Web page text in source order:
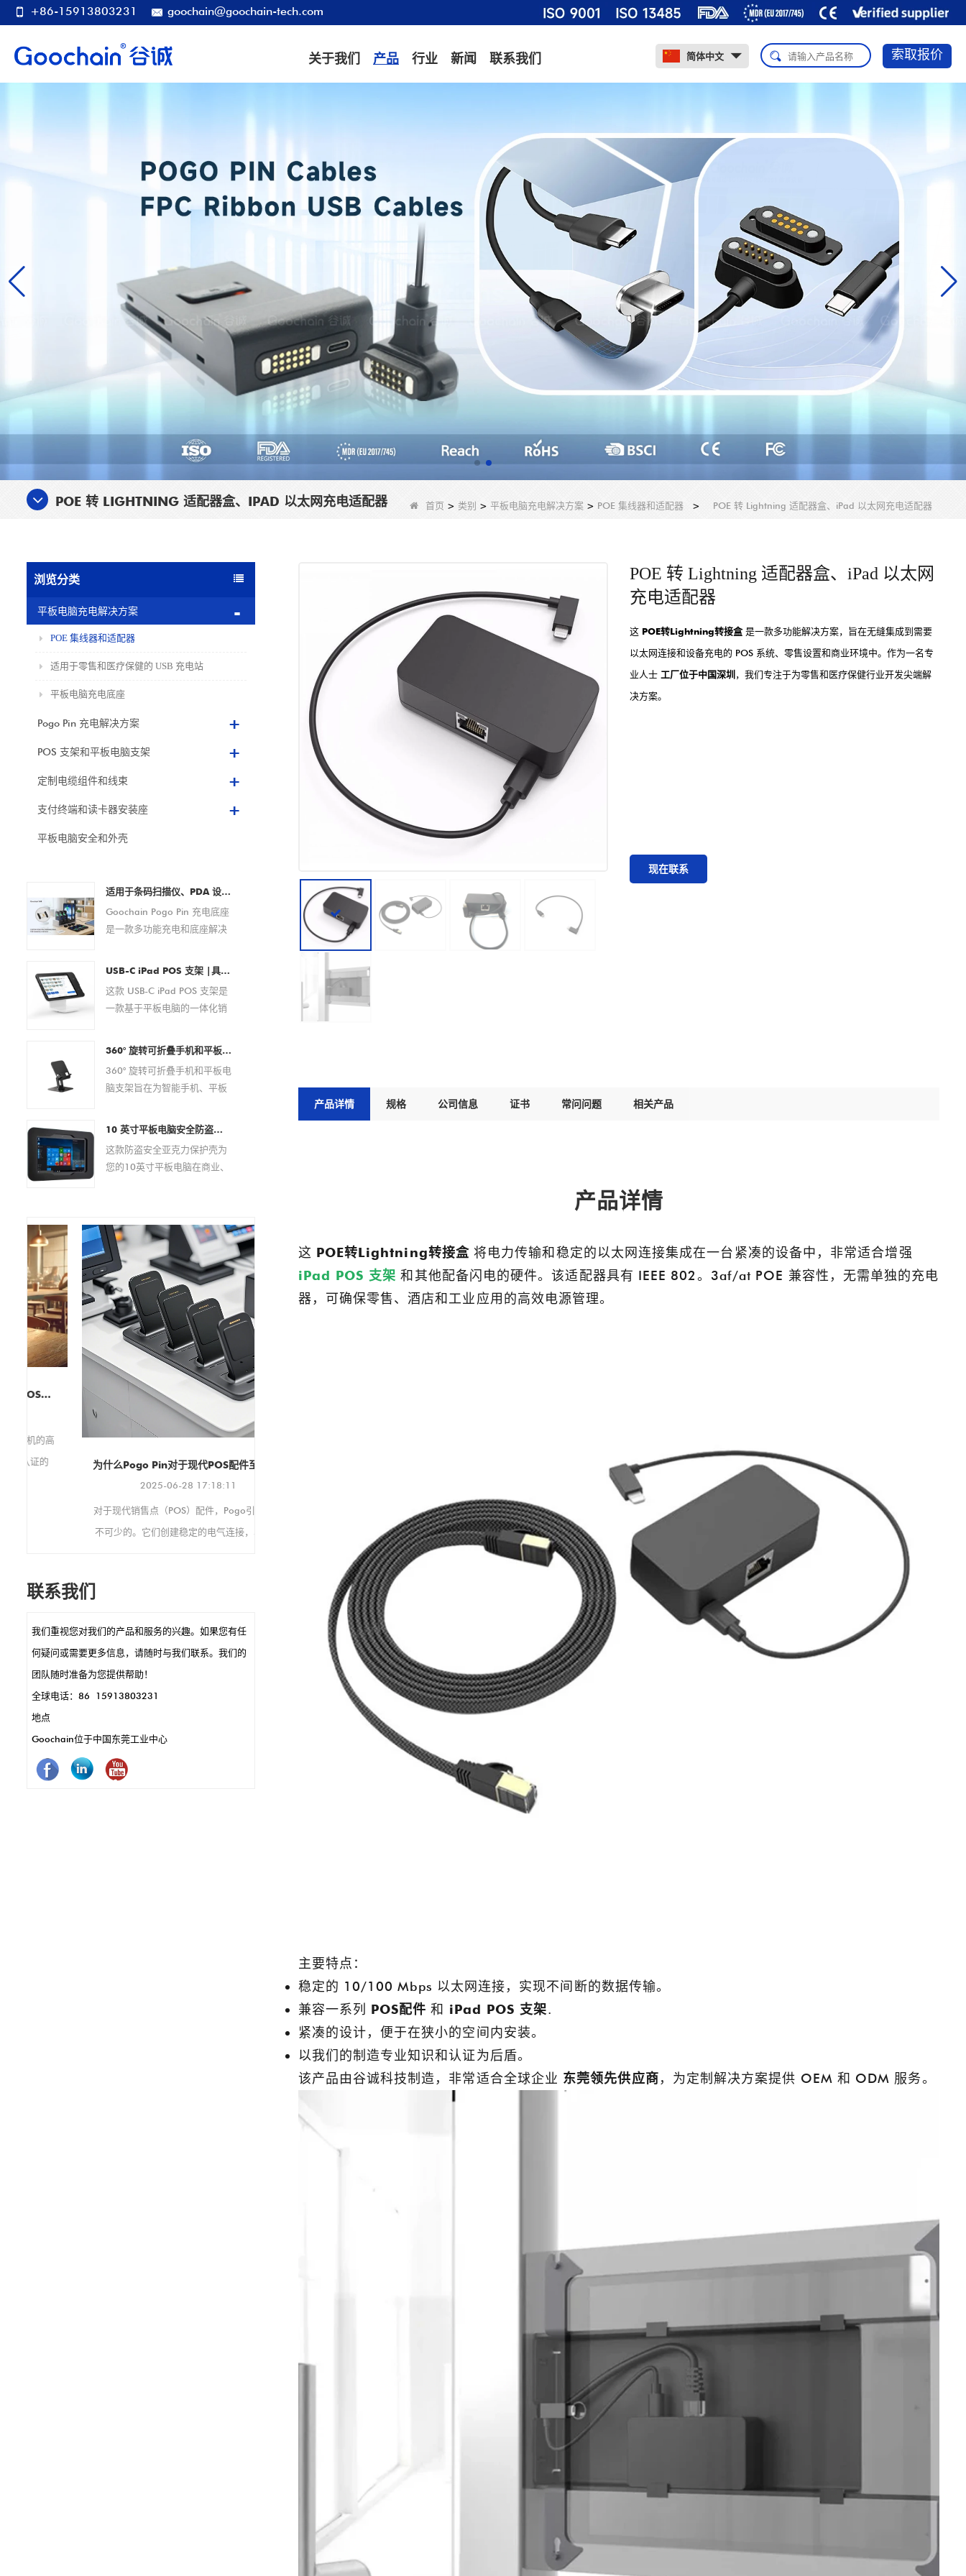
+86-15913803231 goochain@goochain-tech.com
关于我们 产品 行业 新闻 联系我们 简体中文 索取报价
POE 转 LIGHTNING 适配器盒、IPAD 以太网充电适配器 首页 > 类别 > 平板电脑充电解决方案 > POE 集线器和适配器 > POE 转 Lightning 适配器盒、iPad 以太网充电适配器
浏览分类
平板电脑充电解决方案
POE 集线器和适配器
适用于零售和医疗保健的 USB 充电站
平板电脑充电底座
Pogo Pin 充电解决方案
POS 支架和平板电脑支架
定制电缆组件和线束
支付终端和读卡器安装座
平板电脑安全和外壳
适用于条码扫描仪、PDA 设备、平板电脑和智能手机的 Pogo Pin 充电底座定制 OEM/ODM 制造商
Goochain Pogo Pin 充电底座
是一款多功能充电和底座解决
设备、平板电脑、智能手机和
它具有可靠的磁性弹簧针连
接，可在商业和企业环境中提
输以及便捷的日常操作。 作为
经验丰富的 OEM/ODM 制造
商，Goochain 提供全面的定
PCB 开发、品牌推广和量产支
持，帮助客户为其设备打造量
身定制的充电解决方案。
USB-C iPad POS 支架 |具有集成支付解决方案的平板电脑 POS 底座（OEM/ODM 制造商）
这款 USB-C iPad POS 支架是
一款基于平板电脑的一体化销
和酒店环境而设计。它无需外
缝支付处理和高效电缆管理。
该 POS 底座广泛兼容 USB-C
现代的美感和灵活的定制选
项，是分销商、系统集成商和
品牌所有者的理想选择。
360° 旋转可折叠手机和平板电脑支架 – 适用于 4.7–13 英寸设备的可调节防滑桌面支架
360° 旋转可折叠手机和平板电
脑支架旨在为智能手机、平板
至 13 英寸的移动设备提供稳
该支架具有完全可调的视角、
360 度旋转底座和可折叠设
多媒体娱乐。
10 英寸平板电脑安全防盗亚克力保护壳 |自助服务终端、POS、商店展示架 - 来自中国的厂家直销制造商
这款防盗安全亚克力保护壳为
您的10英寸平板电脑在商业、
同时提供易于安装的多功能支
架，适用于各种环境。 该保护
壳支持 VESA 100x100mm 和
75x75mm 安装标准，确保与
各种支架和显示器兼容。它还
支持纵向和横向两种显示方
向，可根据您的具体需求进行
为什么Pogo Pin对于现代POS配件至关重要
2025-06-28 17:18:11
对于现代销售点（POS）配件，Pogo引脚是必
不可少的。它们创建稳定的电气连接，非常适
计，例如在手持式终端或读卡器中。 POGO引
交易的关键。另外，它们耐用且耐腐蚀，这意
味着更少的维护和更长的使用。简而言之，
Pogo引脚使POS系统的运作效果更好，更快，
包括磁性 Pogo Pin 充电站、定制电缆组件和
USB Type-C PD 分线盒。此次活动提供了与全
球客户联系、获得行业见解并突出我们作为零
售和医疗保健领域 POS 硬件和充电解决方案
制造商、供应商和工厂的专业知识的宝贵机
会。
HALL-3-41265，展示最新的 POS 终端支架、
平板电脑充电站、Pogo Pin 充电底座等。请访
问我们以了解更多信息。
联系我们
我们重视您对我们的产品和服务的兴趣。如果您有任
何疑问或需要更多信息，请随时与我们联系。我们的
团队随时准备为您提供帮助！
全球电话：86 15913803231
地点
Goochain位于中国东莞工业中心
POE 转 Lightning 适配器盒、iPad 以太网
充电适配器
这 POE转Lightning转接盒是一款多功能解决方案，旨在无缝集成到需要
以太网连接和设备充电的 POS 系统、零售设置和商业环境中。作为一名专
业人士 工厂位于中国深圳 ，我们专注于为零售和医疗保健行业开发尖端解
决方案。
现在联系
产品详情 规格 公司信息 证书 常问问题 相关产品
产品详情
这 POE转Lightning转接盒将电力传输和稳定的以太网连接集成在一台紧凑的设备中，非常适合增强
iPad POS 支架 和其他配备闪电的硬件。该适配器具有 IEEE 802。3af/at POE 兼容性，无需单独的充电
器，可确保零售、酒店和工业应用的高效电源管理。
主要特点：
稳定的 10/100 Mbps 以太网连接，实现不间断的数据传输。
兼容一系列 POS配件 和 iPad POS 支架.
紧凑的设计，便于在狭小的空间内安装。
以我们的制造专业知识和认证为后盾。
该产品由谷诚科技制造，非常适合全球企业 东莞领先供应商，为定制解决方案提供 OEM 和 ODM 服务。